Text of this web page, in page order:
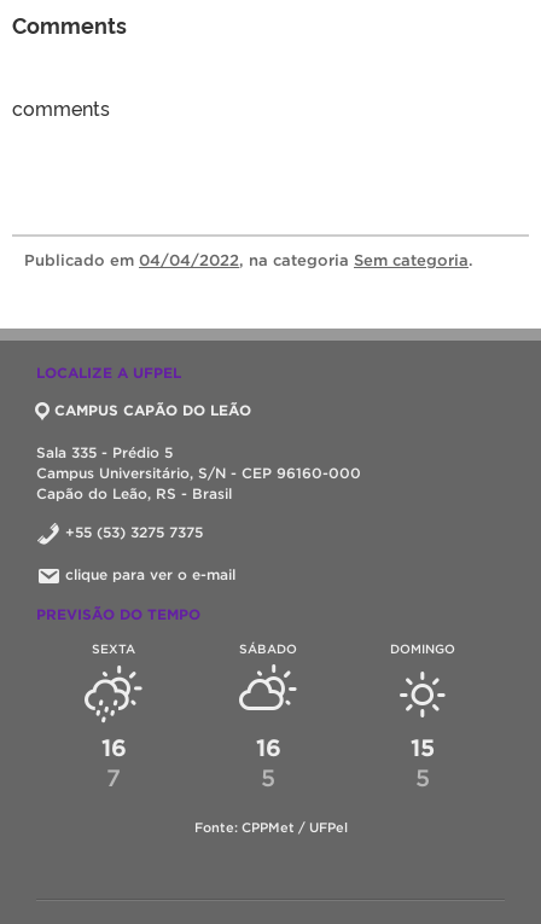
Comments
comments
Publicado em 04/04/2022, na categoria Sem categoria.
LOCALIZE A UFPEL
CAMPUS CAPÃO DO LEÃO
Sala 335 - Prédio 5
Campus Universitário, S/N - CEP 96160-000
Capão do Leão, RS - Brasil
+55 (53) 3275 7375
clique para ver o e-mail
PREVISÃO DO TEMPO
SEXTA
16
7
SÁBADO
16
5
DOMINGO
15
5
Fonte: CPPMet / UFPel